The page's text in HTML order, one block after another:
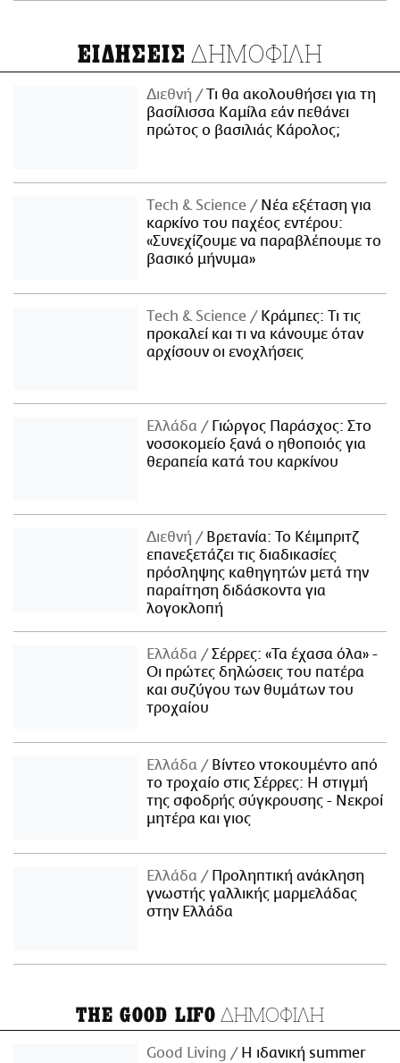
ΕΙΔΗΣΕΙΣ ΔΗΜΟΦΙΛΗ
Διεθνή
Τι θα ακολουθήσει για τη
βασίλισσα Καμίλα εάν πεθάνει
πρώτος ο βασιλιάς Κάρολος;
Τech & Science
Νέα εξέταση για
καρκίνο του παχέος εντέρου:
«Συνεχίζουμε να παραβλέπουμε το
βασικό μήνυμα»
Τech & Science
Κράμπες: Τι τις
προκαλεί και τι να κάνουμε όταν
αρχίσουν οι ενοχλήσεις
Ελλάδα
Γιώργος Παράσχος: Στο
νοσοκομείο ξανά ο ηθοποιός για
θεραπεία κατά του καρκίνου
Διεθνή
Βρετανία: Το Κέιμπριτζ
επανεξετάζει τις διαδικασίες
πρόσληψης καθηγητών μετά την
παραίτηση διδάσκοντα για
λογοκλοπή
Ελλάδα
Σέρρες: «Τα έχασα όλα» -
Οι πρώτες δηλώσεις του πατέρα
και συζύγου των θυμάτων του
τροχαίου
Ελλάδα
Βίντεο ντοκουμέντο από
το τροχαίο στις Σέρρες: Η στιγμή
της σφοδρής σύγκρουσης - Νεκροί
μητέρα και γιος
Ελλάδα
Προληπτική ανάκληση
γνωστής γαλλικής μαρμελάδας
στην Ελλάδα
THE GOOD LIFO ΔΗΜΟΦΙΛΗ
Good Living
Η ιδανική summer